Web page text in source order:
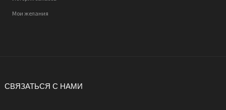
Мои желания
СВЯЗАТЬСЯ С НАМИ